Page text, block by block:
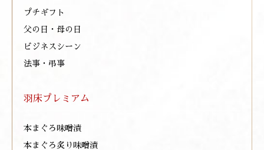
プチギフト
父の日・母の日
ビジネスシーン
法事・弔事
羽床プレミアム
本まぐろ味噌漬
本まぐろ炙り味噌漬